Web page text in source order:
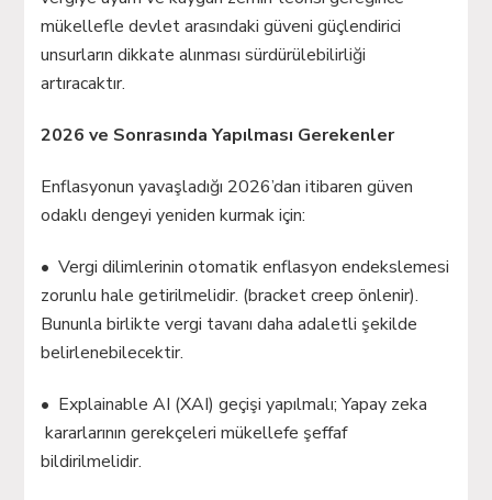
mükellefle devlet arasındaki güveni güçlendirici
unsurların dikkate alınması sürdürülebilirliği
artıracaktır.
2026 ve Sonrasında Yapılması Gerekenler
Enflasyonun yavaşladığı 2026’dan itibaren güven
odaklı dengeyi yeniden kurmak için:
• Vergi dilimlerinin otomatik enflasyon endekslemesi
zorunlu hale getirilmelidir. (bracket creep önlenir).
Bununla birlikte vergi tavanı daha adaletli şekilde
belirlenebilecektir.
• Explainable AI (XAI) geçişi yapılmalı; Yapay zeka
kararlarının gerekçeleri mükellefe şeffaf
bildirilmelidir.